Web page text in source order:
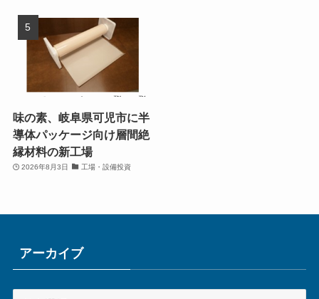
味の素、岐阜県可児市に半
導体パッケージ向け層間絶
縁材料の新工場
2026年8月3日 工場・設備投資
アーカイブ